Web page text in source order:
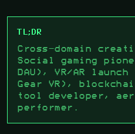
TL;DR
Cross-domain
Social gaming
DAU), VR/AR launch
Gear VR),
tool developer,
performer.